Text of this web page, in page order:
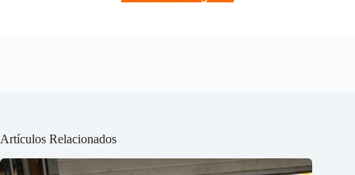
Artículos Relacionados